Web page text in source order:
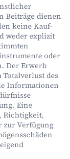
Beiträge dienen
keine Kauf-
weder explizit
oder
Der Erwerb
des
Informationen
Eine
Richtigkeit,
zur Verfügung